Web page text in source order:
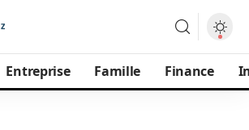
Entreprise Famille Finance